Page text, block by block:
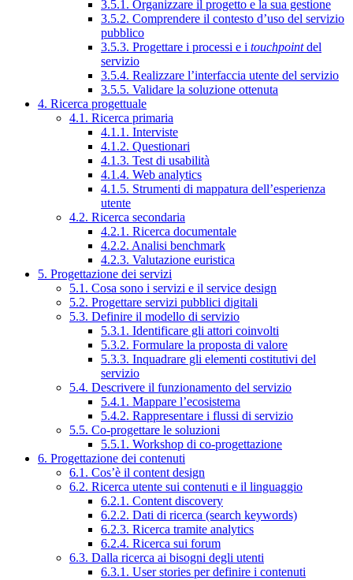
3.5.1. Organizzare il progetto e la sua gestione
3.5.2. Comprendere il contesto d’uso del servizio
pubblico
3.5.3. Progettare i processi e i touchpointdel
servizio
3.5.4. Realizzare l’interfaccia utente del servizio
3.5.5. Validare la soluzione ottenuta
4. Ricerca progettuale
4.1. Ricerca primaria
4.1.1. Interviste
4.1.2. Questionari
4.1.3. Test di usabilità
4.1.4. Web analytics
4.1.5. Strumenti di mappatura dell’esperienza
utente
4.2. Ricerca secondaria
4.2.1. Ricerca documentale
4.2.2. Analisi benchmark
4.2.3. Valutazione euristica
5. Progettazione dei servizi
5.1. Cosa sono i servizi e il service design
5.2. Progettare servizi pubblici digitali
5.3. Definire il modello di servizio
5.3.1. Identificare gli attori coinvolti
5.3.2. Formulare la proposta di valore
5.3.3. Inquadrare gli elementi costitutivi del
servizio
5.4. Descrivere il funzionamento del servizio
5.4.1. Mappare l’ecosistema
5.4.2. Rappresentare i flussi di servizio
5.5. Co-progettare le soluzioni
5.5.1. Workshop di co-progettazione
6. Progettazione dei contenuti
6.1. Cos’è il content design
6.2. Ricerca utente sui contenuti e il linguaggio
6.2.1. Content discovery
6.2.2. Dati di ricerca (search keywords)
6.2.3. Ricerca tramite analytics
6.2.4. Ricerca sui forum
6.3. Dalla ricerca ai bisogni degli utenti
6.3.1. User stories per definire i contenuti